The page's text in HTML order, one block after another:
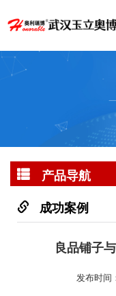
产品导航
成功案例
良品铺子
发布时间